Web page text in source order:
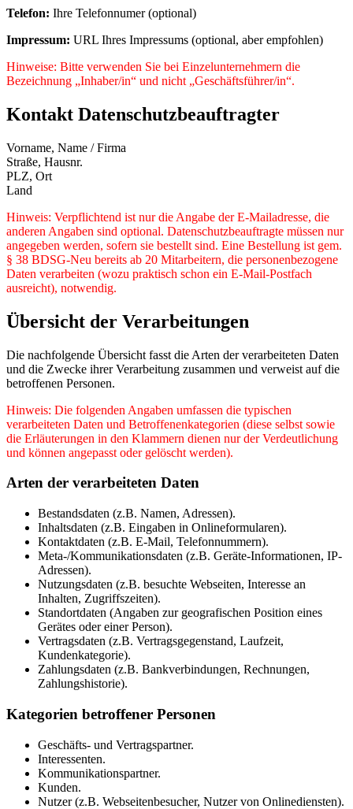
Telefon: Ihre Telefonnumer (optional)
Impressum: URL Ihres Impressums (optional, aber empfohlen)
Hinweise: Bitte verwenden Sie bei Einzelunternehmern die
Bezeichnung „Inhaber/in“ und nicht „Geschäftsführer/in“.
Kontakt Datenschutzbeauftragter
Vorname, Name / Firma
Straße, Hausnr.
PLZ, Ort
Land
Hinweis: Verpflichtend ist nur die Angabe der E-Mailadresse, die
anderen Angaben sind optional. Datenschutzbeauftragte müssen nur
angegeben werden, sofern sie bestellt sind. Eine Bestellung ist gem.
§ 38 BDSG-Neu bereits ab 20 Mitarbeitern, die personenbezogene
Daten verarbeiten (wozu praktisch schon ein E-Mail-Postfach
ausreicht), notwendig.
Übersicht der Verarbeitungen
Die nachfolgende Übersicht fasst die Arten der verarbeiteten Daten
und die Zwecke ihrer Verarbeitung zusammen und verweist auf die
betroffenen Personen.
Hinweis: Die folgenden Angaben umfassen die typischen
verarbeiteten Daten und Betroffenenkategorien (diese selbst sowie
die Erläuterungen in den Klammern dienen nur der Verdeutlichung
und können angepasst oder gelöscht werden).
Arten der verarbeiteten Daten
Bestandsdaten (z.B. Namen, Adressen).
Inhaltsdaten (z.B. Eingaben in Onlineformularen).
Kontaktdaten (z.B. E-Mail, Telefonnummern).
Meta-/Kommunikationsdaten (z.B. Geräte-Informationen, IP-
Adressen).
Nutzungsdaten (z.B. besuchte Webseiten, Interesse an
Inhalten, Zugriffszeiten).
Standortdaten (Angaben zur geografischen Position eines
Gerätes oder einer Person).
Vertragsdaten (z.B. Vertragsgegenstand, Laufzeit,
Kundenkategorie).
Zahlungsdaten (z.B. Bankverbindungen, Rechnungen,
Zahlungshistorie).
Kategorien betroffener Personen
Geschäfts- und Vertragspartner.
Interessenten.
Kommunikationspartner.
Kunden.
Nutzer (z.B. Webseitenbesucher, Nutzer von Onlinediensten).